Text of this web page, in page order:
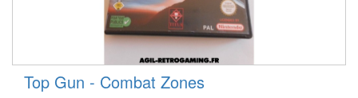
Top Gun - Combat Zones